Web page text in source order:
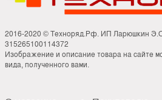
2016-2020 © Техноряд.Рф. ИП Ларюшкин
315265100114372
Изображение и описание товара на сайте
вида, полученного вами.